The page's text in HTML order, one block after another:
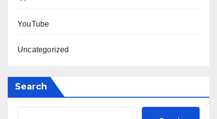
YouTube
Uncategorized
Search